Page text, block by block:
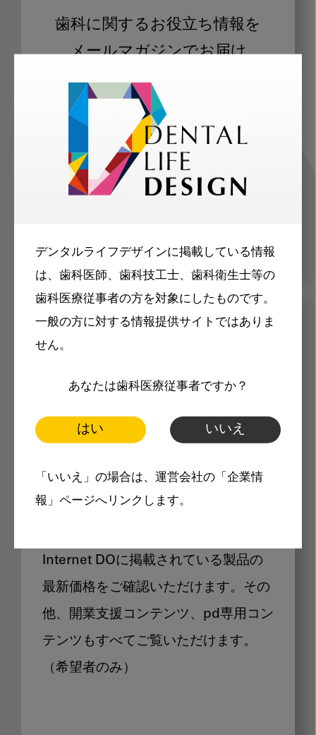
デンタルライフデザインに掲載している情報
は、歯科医師、歯科技工士、歯科衛生士等の
歯科医療従事者の方を対象にしたものです。
一般の方に対する情報提供サイトではありま
せん。
あなたは歯科医療従事者ですか？
はい いいえ
「いいえ」の場合は、運営会社の「企業情
報」ページへリンクします。
歯科に関するお役立ち情報を
メールマガジンでお届け
ご登録いただいた職種（歯科医師、歯
科衛生士、歯科技工士）に合わせた内
容のメールマガジンをお届けします。
メリット
製品価格も閲覧可能
Internet DOに掲載されている製品の
最新価格をご確認いただけます。その
他、開業支援コンテンツ、pd専用コン
テンツもすべてご覧いただけます。
（希望者のみ）